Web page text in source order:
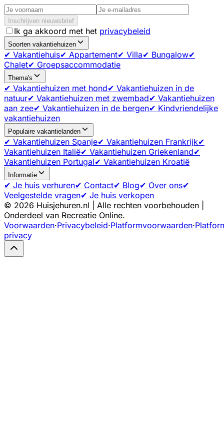
Inschrijven nieuwsbrief
Ik ga akkoord met het privacybeleid
Soorten vakantiehuizen
✔ Vakantiehuis✔ Appartement✔ Villa✔ Bungalow✔
Chalet✔ Groepsaccommodatie
Thema's
✔ Vakantiehuizen met hond✔ Vakantiehuizen in de
natuur✔ Vakantiehuizen met zwembad✔ Vakantiehuizen
aan zee✔ Vakantiehuizen in de bergen✔ Kindvriendelijke
vakantiehuizen
Populaire vakantielanden
✔ Vakantiehuizen Spanje✔ Vakantiehuizen Frankrijk✔
Vakantiehuizen Italië✔ Vakantiehuizen Griekenland✔
Vakantiehuizen Portugal✔ Vakantiehuizen Kroatië
Informatie
✔ Je huis verhuren✔ Contact✔ Blog✔ Over ons✔
Veelgestelde vragen✔ Je huis verkopen
© 2026 Huisjehuren.nl | Alle rechten voorbehouden |
Onderdeel van Recreatie Online.
Voorwaarden·Privacybeleid·Platformvoorwaarden·
privacy